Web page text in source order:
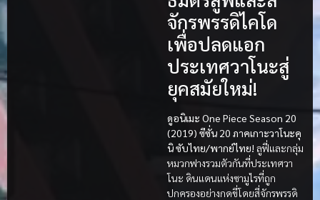
จักรพรรดิไคโด
เพื่อปลดแอก
ประเทศวาโนะสู่
ยุคสมัยใหม่!
ดูอนิเมะ One Piece Season 20
(2019) ซีซั่น 20 ภาคเกาะวาโนะคุ
นิ ซับไทย/พากย์ไทย! ลูฟี่และกลุ่ม
หมวกฟางรวมตัวกันที่ประเทศวา
โนะ ดินแดนแห่งซามูไรที่ถูก
ปกครองอย่างกดขี่โดยสี่จักรพรรดิ